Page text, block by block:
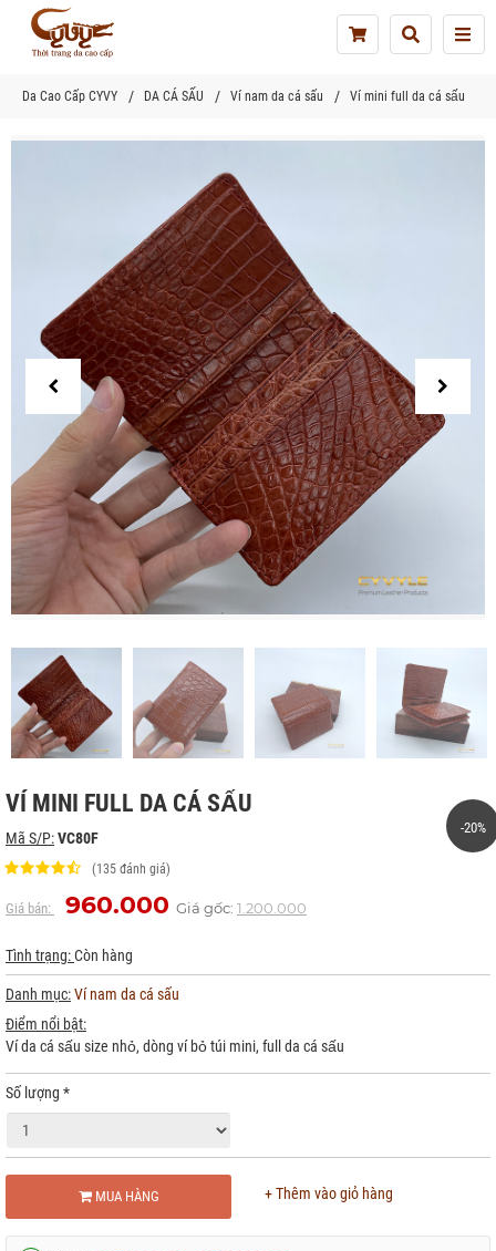
Da Cao Cấp CYVY DA CÁ SẤU Ví nam da cá sấu Ví mini full da cá sấu
-20%
VÍ MINI FULL DA CÁ SẤU
Mã S/P:VC80F
(135 đánh giá)
Giá bán: 960.000 Giá gốc: 1.200.000
Tình trạng:Còn hàng
Danh mục:Ví nam da cá sấu
Điểm nổi bật:
Ví da cá sấu size nhỏ, dòng ví bỏ túi mini, full da cá sấu
Số lượng *
MUA HÀNG + Thêm vào giỏ hàng